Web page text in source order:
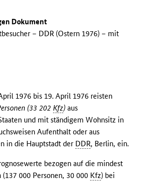
Dokument
– DDR (Ostern 1976) – mit
1976 bis 19. April 1976 reisten
(33 202Kfz) aus
und mit ständigem Wohnsitz in
Aufenthalt oder aus
in die Hauptstadt der DDR, Berlin, ein.
bezogen auf die mindest
000 Personen, 30 000 Kfz) bei